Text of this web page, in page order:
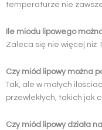
temperaturze nie
Ile miodu lipowego
Zaleca się nie więcej niż
Czy miód lipowy można
Tak, ale w małych
przewlekłych, takich jak
Czy miód lipowy działa